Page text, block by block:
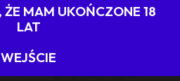
MAM UKOŃCZONE 18
LAT
WEJŚCIE
agencje towarzyskie
grupa szuka pani